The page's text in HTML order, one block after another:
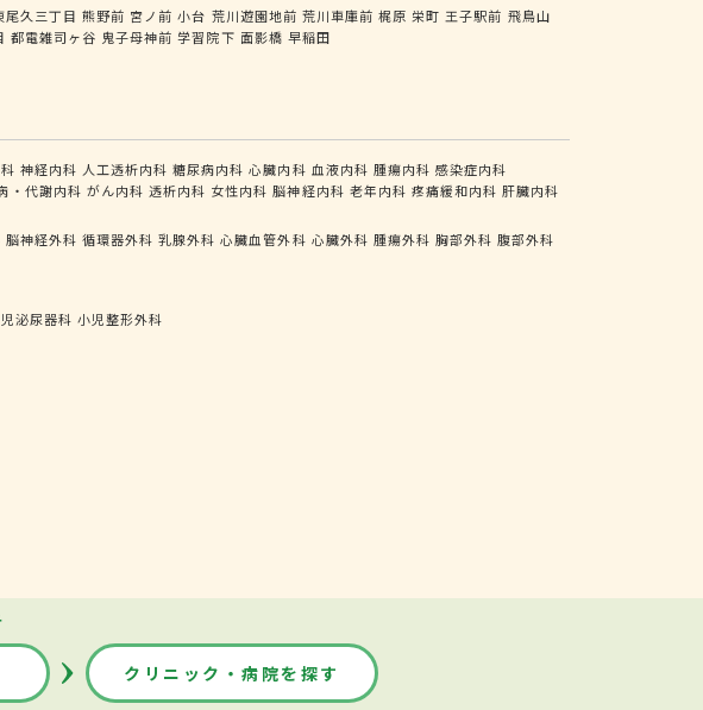
尾久三丁目 熊野前 宮ノ前 小台 荒川遊園地前 荒川車庫前 梶原 栄町 王子駅前 飛鳥山
都電雑司ヶ谷 鬼子母神前 学習院下 面影橋 早稲田
神経内科 人工透析内科 糖尿病内科 心臓内科 血液内科 腫瘍内科 感染症内科
・代謝内科 がん内科 透析内科 女性内科 脳神経内科 老年内科 疼痛緩和内科 肝臓内科
脳神経外科 循環器外科 乳腺外科 心臓血管外科 心臓外科 腫瘍外科 胸部外科 腹部外科
泌尿器科 小児整形外科
クリニック・病院を探す